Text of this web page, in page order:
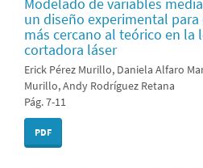
un diseño experimental
más cercano al teórico en la
cortadora láser
Erick Pérez Murillo, Daniela Alfaro
Murillo, Andy Rodríguez Retana
Pág. 7-11
PDF